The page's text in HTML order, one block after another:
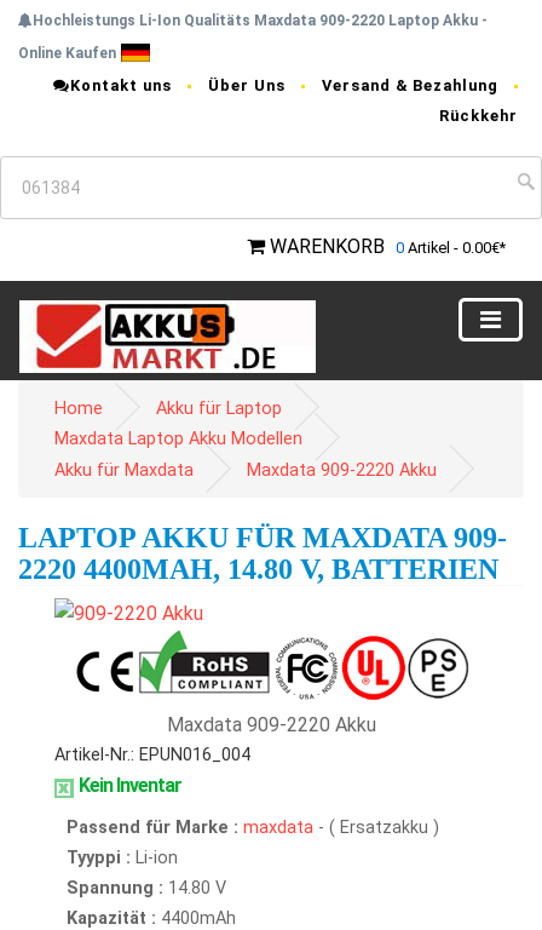
Hochleistungs Li-Ion Qualitäts Maxdata 909-2220 Laptop Akku -
Online Kaufen
Kontakt uns Über Uns
Versand & Bezahlung
Rückkehr
WARENKORB 0 Artikel - 0.00€*
Home
Akku für Laptop
Maxdata Laptop Akku Modellen
Akku für Maxdata
Maxdata 909-2220 Akku
LAPTOP AKKU FÜR MAXDATA 909-
2220 4400MAH, 14.80 V, BATTERIEN
Maxdata 909-2220 Akku
Artikel-Nr.: EPUN016_004
Kein Inventar
Passend für Marke : maxdata - ( Ersatzakku )
Tyyppi : Li-ion
Spannung : 14.80 V
Kapazität : 4400mAh